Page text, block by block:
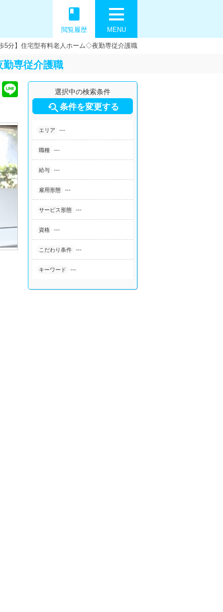
MENU
book
閲覧履歴
5分】住宅型有料老人ホーム◇夜勤専従介護職
勤専従介護職
選択中の検索条件
条件を変更する
エリア ---
職種 ---
給与 ---
雇用形態 ---
サービス形態 ---
資格 ---
こだわり条件 ---
キーワード ---